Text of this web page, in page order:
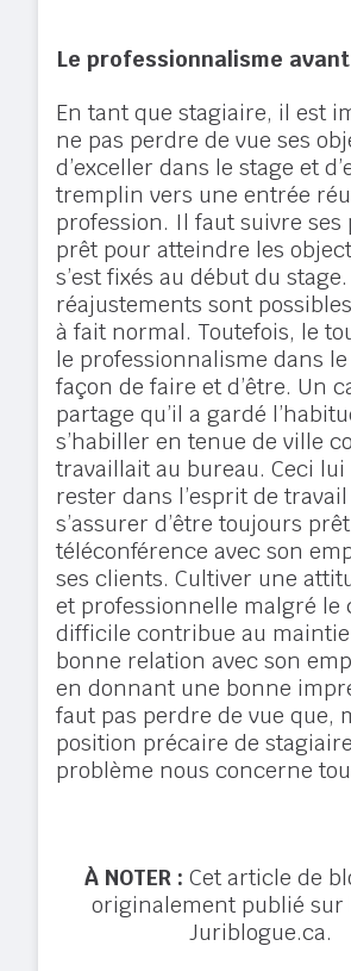
Le professionnalisme
En tant que stagiaire, il est
ne pas perdre de vue ses
d’exceller dans le stage et
tremplin vers une entrée
profession. Il faut suivre ses
prêt pour atteindre les
s’est fixés au début du stage.
réajustements sont
à fait normal. Toutefois, le
le professionnalisme dans
façon de faire et d’être. Un
partage qu’il a gardé
s’habiller en tenue de ville
travaillait au bureau. Ceci
rester dans l’esprit de
s’assurer d’être toujours
téléconférence avec son
ses clients. Cultiver une
et professionnelle malgré le
difficile contribue au
bonne relation avec son
en donnant une bonne
faut pas perdre de vue que,
position précaire de
problème nous concerne
À NOTER : Cet article de
originalement publié sur
Juriblogue.ca.